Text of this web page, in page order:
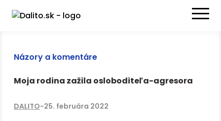
Názory a komentáre
Moja rodina zažila osloboditeľa-agresora
DALITO-25. februára 2022